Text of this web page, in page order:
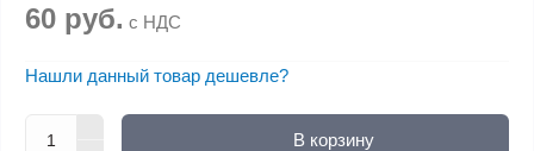
60 руб. с НДС
Нашли данный товар дешевле?
В корзину